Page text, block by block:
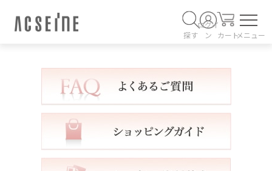
探す
ログイ
ン
カートメニュー